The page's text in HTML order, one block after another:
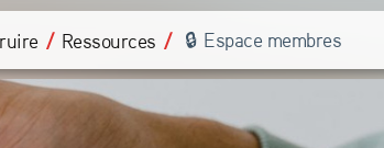
Ressources Espace membres